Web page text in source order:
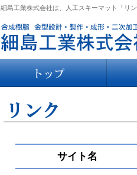
細島工業株式会社は、人工スキーマット「リ
サイト名